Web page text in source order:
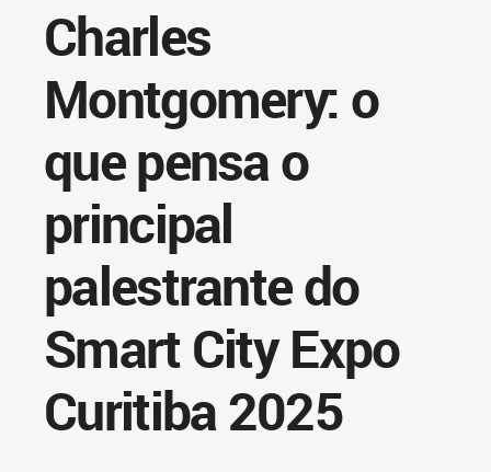
Charles
Montgomery: o
que pensa o
principal
palestrante do
Smart City Expo
Curitiba 2025